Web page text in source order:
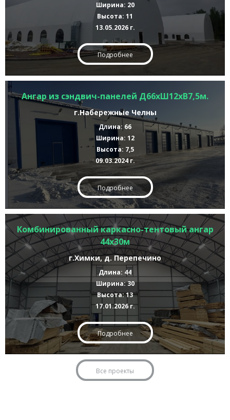
Ширина: 20
Высота: 11
13.05.2026 г.
Подробнее
Ангар из сэндвич-панелей Д66хШ12хВ7,5м.
г.Набережные Челны
Длина: 66
Ширина: 12
Высота: 7,5
09.03.2024 г.
Подробнее
Комбинированный каркасно-тентовый ангар
44х30м
г.Химки, д. Перепечино
Длина: 44
Ширина: 30
Высота: 13
17.01.2026 г.
Подробнее
Все проекты